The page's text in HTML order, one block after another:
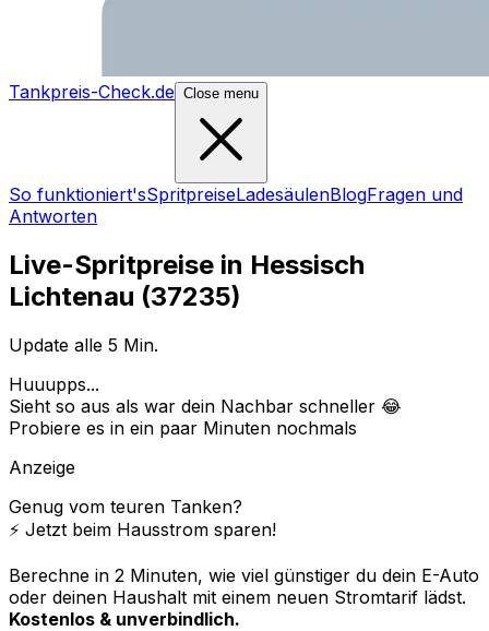
Tankpreis-Check.de Close menu
So funktioniert'sSpritpreiseLadesäulenBlogFragen und
Antworten
Live-Spritpreise in Hessisch
Lichtenau (37235)
Update alle 5 Min.
Huuupps...
Sieht so aus als war dein Nachbar schneller 😂
Probiere es in ein paar Minuten nochmals
Anzeige
Genug vom teuren Tanken?
⚡️ Jetzt beim Hausstrom sparen!
Berechne in 2 Minuten, wie viel günstiger du dein E-Auto
oder deinen Haushalt mit einem neuen Stromtarif lädst.
Kostenlos & unverbindlich.